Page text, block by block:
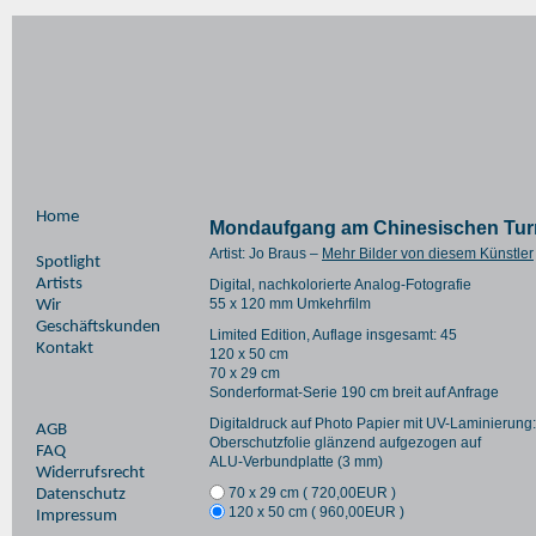
Home
Spotlight
Artists
Wir
Geschäftskunden
Kontakt
AGB
FAQ
Widerrufsrecht
Datenschutz
Impressum
Mondaufgang am Chinesischen
Artist: Jo Braus – Mehr Bilder von diesem Künstler
Digital, nachkolorierte Analog-Fotografie
55 x 120 mm Umkehrfilm
Limited Edition, Auflage insgesamt: 45
120 x 50 cm
70 x 29 cm
Sonderformat-Serie 190 cm breit auf Anfrage
Digitaldruck auf Photo Papier mit UV-Laminierung:
Oberschutzfolie glänzend aufgezogen auf
ALU-Verbundplatte (3 mm)
70 x 29 cm ( 720,00EUR )
120 x 50 cm ( 960,00EUR )